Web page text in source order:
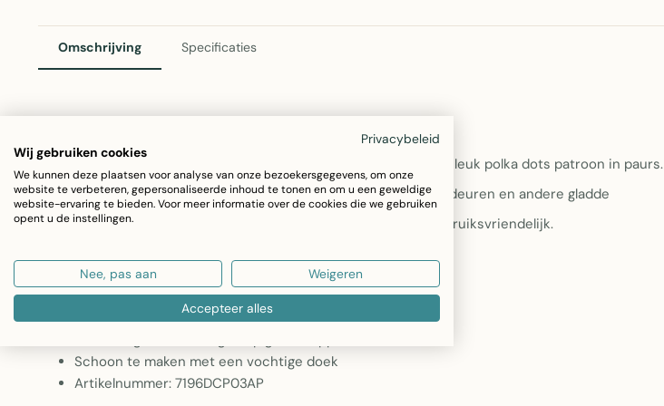
Omschrijving Specificaties
De Deco Polka is een stijlvolle decoratieve folie van 2Lif met een leuk polka dots patroon in paurs.
Deze raamfolie is perfect voor het decoreren van ramen, glazen deuren en andere gladde
oppervlakken in huis. Het polyester materiaal is duurzaam en gebruiksvriendelijk.
Afmeting: 150 cm x 2,5 meter
Kleur: Paurs met polka dots motief
Materiaal: Polyester
Schoon te maken met een vochtige doek
Artikelnummer: 7196DCP03AP
Privacybeleid
Wij gebruiken cookies
We kunnen deze plaatsen voor analyse van onze bezoekersgegevens, om onze
website te verbeteren, gepersonaliseerde inhoud te tonen en om u een geweldige
website-ervaring te bieden. Voor meer informatie over de cookies die we gebruiken
opent u de instellingen.
Nee, pas aan Weigeren
Accepteer alles